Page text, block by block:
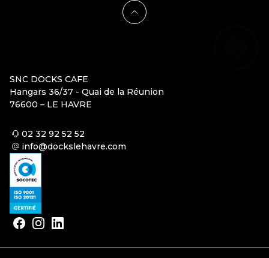
SNC DOCKS CAFE
Hangars 36/37 - Quai de la Réunion
76600 – LE HAVRE
02 32 92 52 52
info@dockslehavre.com